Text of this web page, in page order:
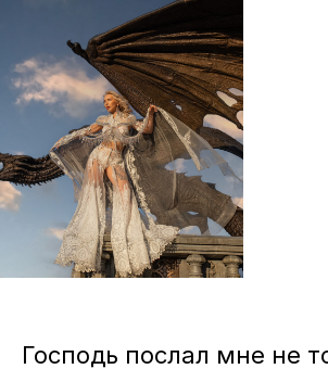
Господь послал мне не